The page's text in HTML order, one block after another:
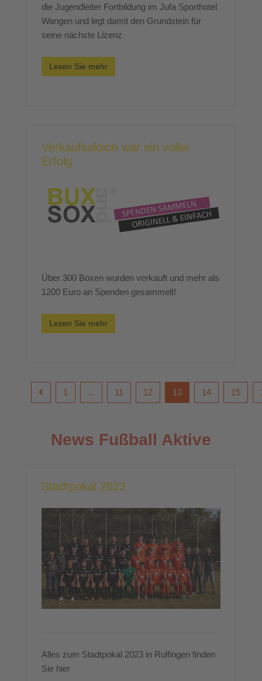
die Jugendleiter Fortbildung im Jufa Sporthotel
Wangen und legt damit den Grundstein für
seine nächste Lizenz
Lesen Sie mehr
Verkaufsaktion war ein voller
Erfolg
Über 300 Boxen wurden verkauft und mehr als
1200 Euro an Spenden gesammelt!
Lesen Sie mehr
1 ... 11 12 13 14 15
News Fußball Aktive
Stadtpokal 2023
Alles zum Stadtpokal 2023 in Rulfingen finden
Sie hier